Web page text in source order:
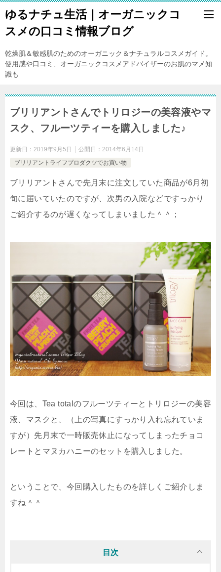
ゆるナチュ生活｜オーガニックコ
スメの口コミ情報ブログ
乾燥肌＆敏感肌のためのオーガニック＆ナチュラルコスメガイド。
使用感や口コミ、オーガニックコスメアドバイザーのお肌のマメ知
識も
ブリリアントさんでトリロジーの美容液やマ
スク、フルーツティーを購入しました♪
更新日： 2019年9月5日 公開日： 2014年6月14日
ブリリアントライフプロダクツでお買い物
ブリリアントさんで先月末に注文していた商品が6月初
旬に届いていたのですが、次男の入院などですっかり
ご紹介するのが遅くなってしまいました＾＾；
今回は、Tea totalのフルーツティーとトリロジーの美容
液、マスクと、（上の写真にすっかり入れ忘れていま
すが）先月末で一時販売休止になってしまったチョコ
レートとマヌカハニーのセットを購入しました。
ということで、今回購入したものを詳しくご紹介しま
すね＾＾
目次